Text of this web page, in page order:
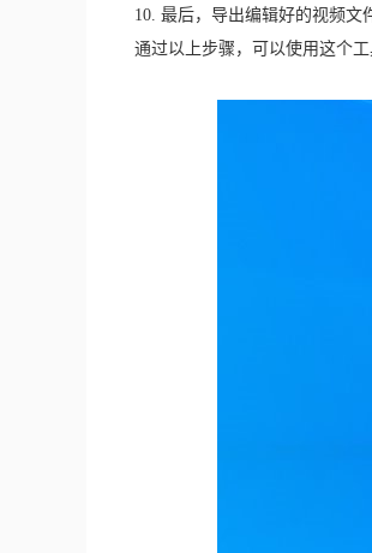
10. 最后，导出编辑好的视频文
通过以上步骤，可以使用这个